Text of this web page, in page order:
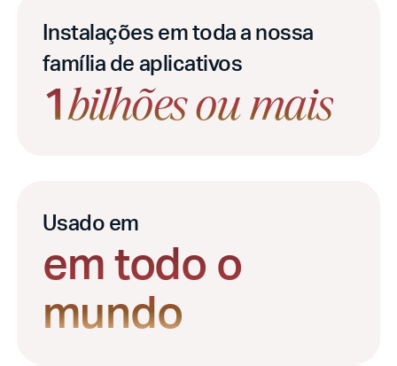
Instalações em toda a nossa
família de aplicativos
1bilhões ou mais
Usado em
em todo o
mundo